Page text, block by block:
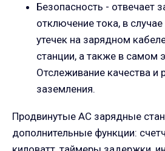
Безопасность - отвечает
отключение тока, в
утечек на зарядном
станции, а также в самом
Отслеживание качества и
заземления.
Продвинутые АС зарядные
дополнительные функции: